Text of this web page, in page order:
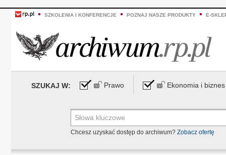
SZKOLENIA I KONFERENCJE POZNAJ NASZE PRODUKTY E-
SZUKAJ W: Prawo Ekonomia i biznes
Chcesz uzyskać dostęp do archiwum? Zobacz ofertę